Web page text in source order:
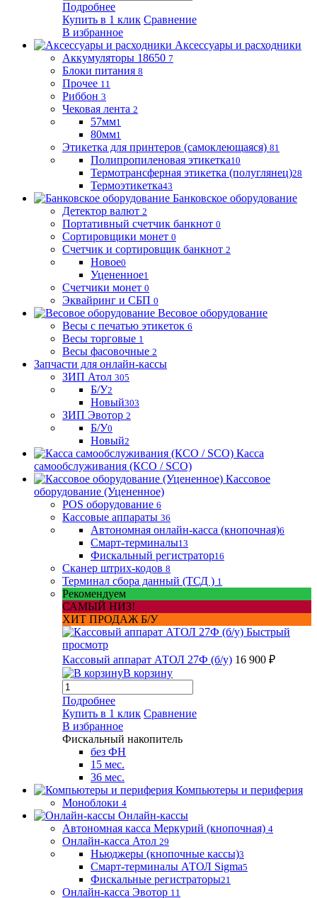
Подробнее
Купить в 1 клик Сравнение
В избранное
Аксессуары и расходники
Аккумуляторы 18650 7
Блоки питания 8
Прочее 11
Риббон 3
Чековая лента 2
57мм1
80мм1
Этикетка для принтеров (самоклеющаяся) 81
Полипропиленовая этикетка10
Термотрансферная этикетка (полуглянец)28
Термоэтикетка43
Банковское оборудование
Детектор валют 2
Портативный счетчик банкнот 0
Сортировщики монет 0
Счетчик и сортировщик банкнот 2
Новое0
Уцененное1
Счетчики монет 0
Эквайринг и СБП 0
Весовое оборудование
Весы с печатью этикеток 6
Весы торговые 1
Весы фасовочные 2
Запчасти для онлайн-кассы
ЗИП Атол 305
Б/У2
Новый303
ЗИП Эвотор 2
Б/У0
Новый2
Касса
самообслуживания (КСО / SCO)
Кассовое
оборудование (Уцененное)
POS оборудование 6
Кассовые аппараты 36
Автономная онлайн-касса (кнопочная)6
Смарт-терминалы13
Фискальный регистратор16
Сканер штрих-кодов 8
Терминал сбора данный (ТСД ) 1
Рекомендуем
САМЫЙ НИЗ!
ХИТ ПРОДАЖ Б/У
Быстрый
просмотр
Кассовый аппарат АТОЛ 27Ф (б/у) 16 900 ₽
В корзину
Подробнее
Купить в 1 клик Сравнение
В избранное
Фискальный накопитель
без ФН
15 мес.
36 мес.
Компьютеры и периферия
Моноблоки 4
Онлайн-кассы
Автономная касса Меркурий (кнопочная) 4
Онлайн-касса Атол 29
Ньюджеры (кнопочные кассы)3
Смарт-терминалы АТОЛ Sigma5
Фискальные регистраторы21
Онлайн-касса Эвотор 11